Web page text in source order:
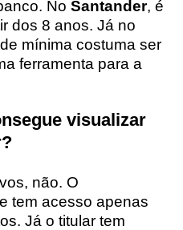
No Santander, é
dos 8 anos. Já no
mínima costuma ser
ferramenta para a
visualizar
não. O
tem acesso apenas
Já o titular tem